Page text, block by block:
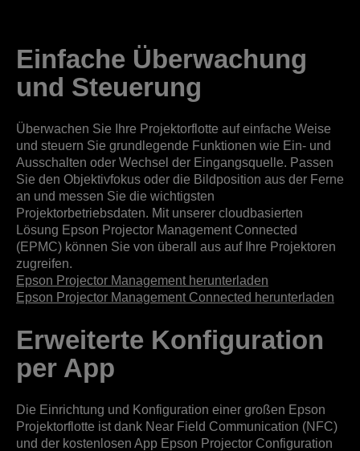
Einfache Überwachung
und Steuerung
Überwachen Sie Ihre Projektorflotte auf einfache Weise
und steuern Sie grundlegende Funktionen wie Ein- und
Ausschalten oder Wechsel der Eingangsquelle. Passen
Sie den Objektivfokus oder die Bildposition aus der Ferne
an und messen Sie die wichtigsten
Projektorbetriebsdaten. Mit unserer cloudbasierten
Lösung Epson Projector Management Connected
(EPMC) können Sie von überall aus auf Ihre Projektoren
zugreifen.
Epson Projector Management herunterladen
Epson Projector Management Connected herunterladen
Erweiterte Konfiguration
per App
Die Einrichtung und Konfiguration einer großen Epson
Projektorflotte ist dank Near Field Communication (NFC)
und der kostenlosen App Epson Projector Configuration